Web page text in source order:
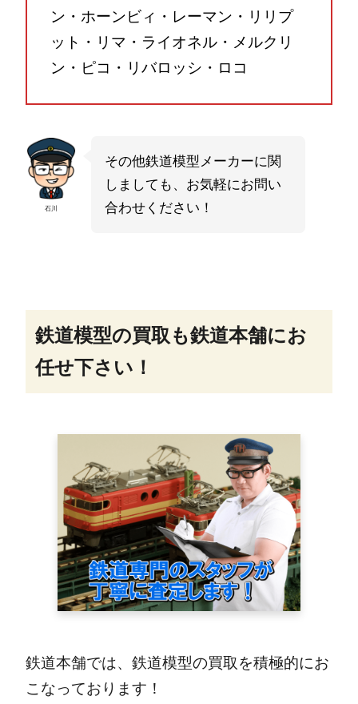
ン・ホーンビィ・レーマン・リリプ
ット・リマ・ライオネル・メルクリ
ン・ピコ・リバロッシ・ロコ
石川
その他鉄道模型メーカーに関
しましても、お気軽にお問い
合わせください！
鉄道模型の買取も鉄道本舗にお
任せ下さい！
鉄道本舗では、鉄道模型の買取を積極的にお
こなっております！